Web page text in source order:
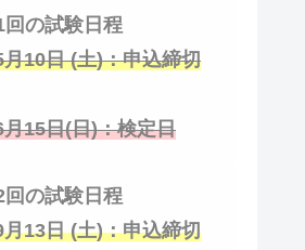
の試験日程
10日 (土)：申込締切
15日(日)：検定日
の試験日程
13日 (土)：申込締切